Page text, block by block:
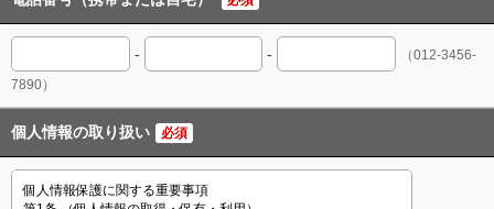
- -
（012-3456-
7890）
個人情報の取り扱い 必須